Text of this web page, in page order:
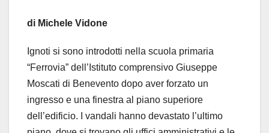
di Michele Vidone
Ignoti si sono introdotti nella scuola primaria
“Ferrovia” dell’Istituto comprensivo Giuseppe
Moscati di Benevento dopo aver forzato un
ingresso e una finestra al piano superiore
dell’edificio. I vandali hanno devastato l’ultimo